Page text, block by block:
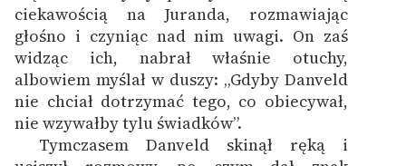
ciekawością na Juranda, rozmawiając
głośno i czyniąc nad nim uwagi. On zaś
widząc ich, nabrał właśnie otuchy,
albowiem myślał w duszy: „Gdyby Danveld
nie chciał dotrzymać tego, co obiecywał,
nie wzywałby tylu świadków”.
Tymczasem Danveld skinął ręką i